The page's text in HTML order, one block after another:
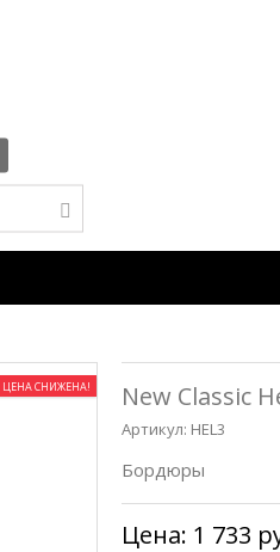
ЦЕНА СНИЖЕНА! New Classic
Артикул: HEL3
Бордюры
Цена: 1 733